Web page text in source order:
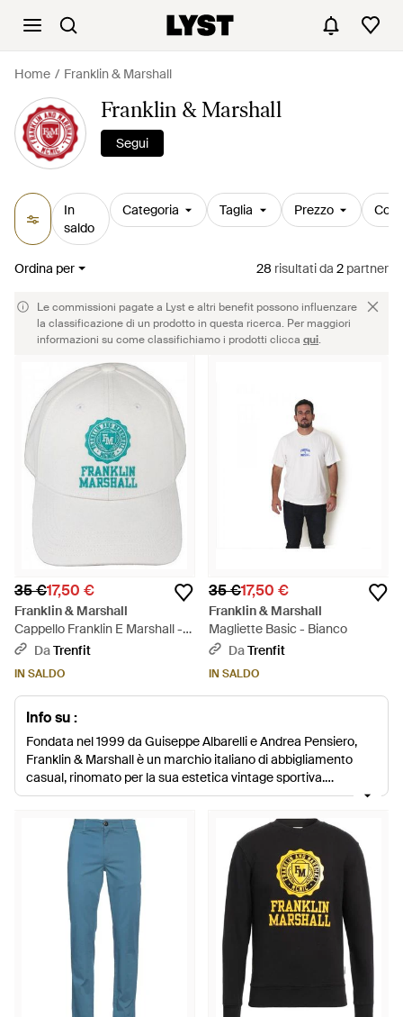
Home Franklin & Marshall
Franklin & Marshall
Segui
In
saldo
Categoria Taglia Prezzo
Ordina per 28 risultatida 2 partner
Le commissioni pagate a Lyst e altri benefit possono influenzare
la classificazione di un prodotto in questa ricerca. Per maggiori
informazioni su come classifichiamo i prodotti clicca qui.
35 €17,50 €
Franklin & Marshall
Cappello Franklin E Marshall -
Bianco
DaTrenfit
IN SALDO
35 €17,50 €
Franklin & Marshall
Magliette Basic - Bianco
DaTrenfit
IN SALDO
Info su :
Fondata nel 1999 da Guiseppe Albarelli e Andrea Pensiero,
Franklin & Marshall è un marchio italiano di abbigliamento
casual, rinomato per la sua estetica vintage sportiva.
Realizzato secondo i più alti standard con i migliori tessuti
Marshall è la qualità.